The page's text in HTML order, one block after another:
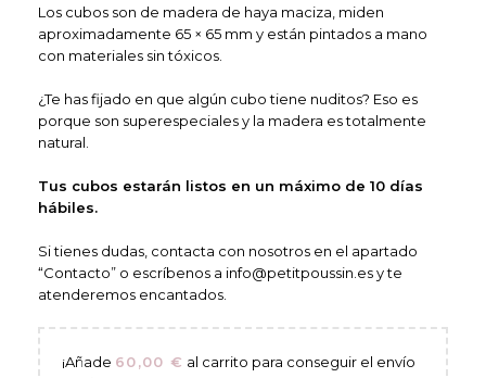
Los cubos son de madera de haya maciza, miden
aproximadamente 65 × 65 mm y están pintados a mano
con materiales sin tóxicos.
¿Te has fijado en que algún cubo tiene nuditos? Eso es
porque son superespeciales y la madera es totalmente
natural.
Tus cubos estarán listos en un máximo de 10 días
hábiles.
Si tienes dudas, contacta con nosotros en el apartado
“Contacto” o escríbenos a info@petitpoussin.esy te
atenderemos encantados.
¡Añade 60,00 € al carrito para conseguir el envío